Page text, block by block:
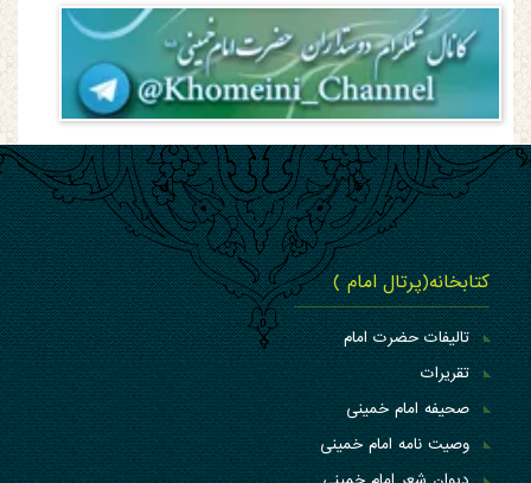
کتابخانه(پرتال امام )
تالیفات حضرت امام
تقریرات
صحیفه امام خمینی
وصیت نامه امام خمینی